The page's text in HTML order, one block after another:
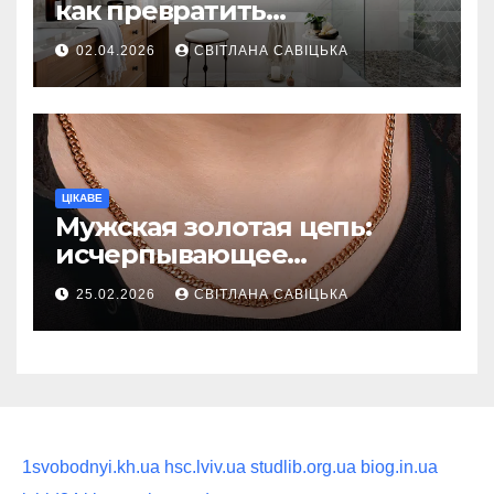
как превратить
ежедневную гигиену в
восстанавливающий
ритуал
02.04.2026 СВІТЛАНА САВІЦЬКА
ЦІКАВЕ
Мужская золотая цепь:
исчерпывающее
руководство по выбору
статусного украшения
25.02.2026 СВІТЛАНА САВІЦЬКА
1svobodnyi.kh.ua hsc.lviv.ua studlib.org.ua biog.in.ua